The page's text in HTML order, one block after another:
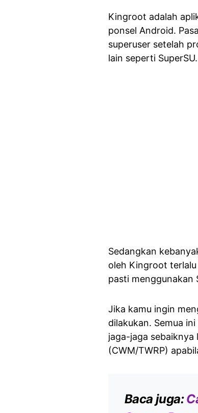
Kingroot adalah
ponsel Android.
superuser setelah
lain seperti SuperSU.
Sedangkan
oleh Kingroot
pasti menggunakan
Jika kamu ingin
dilakukan. Semua
jaga-jaga sebaiknya
(CWM/TWRP)
Baca juga: